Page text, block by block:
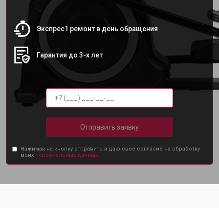
Экспрес1 ремонт в день обращения
Гарантия до 3-х лет
Отправить заявку
Нажимая на кнопку отправить я даю свое согласие на обработку
моих персональных данных.